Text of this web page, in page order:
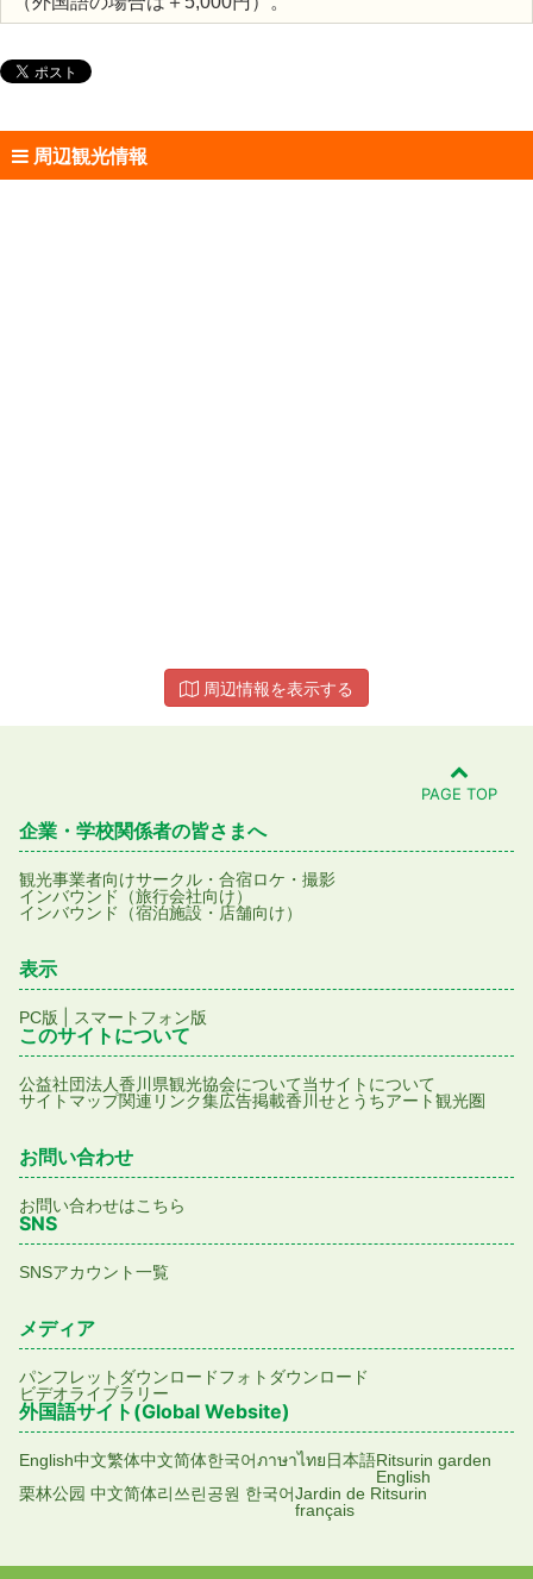
周辺観光情報
周辺情報を表示する
PAGE TOP
企業・学校関係者の皆さまへ
観光事業者向けサークル・合宿ロケ・撮影
インバウンド（旅行会社向け）
インバウンド（宿泊施設・店舗向け）
表示
PC版 スマートフォン版
このサイトについて
公益社団法人香川県観光協会について当サイトについて
サイトマップ関連リンク集広告掲載香川せとうちアート観光圏
お問い合わせ
お問い合わせはこちら
SNS
SNSアカウント一覧
メディア
パンフレットダウンロードフォトダウンロード
ビデオライブラリー
外国語サイト(Global Website)
English中文繁体中文简体한국어ภาษาไทย日本語Ritsurin garden
English
栗林公园 中文简体리쓰린공원 한국어Jardin de Ritsurin
français